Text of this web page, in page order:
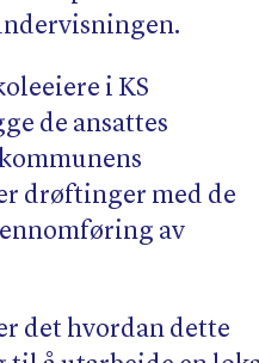
i KS
de ansattes
drøftinger med de
av
det hvordan dette